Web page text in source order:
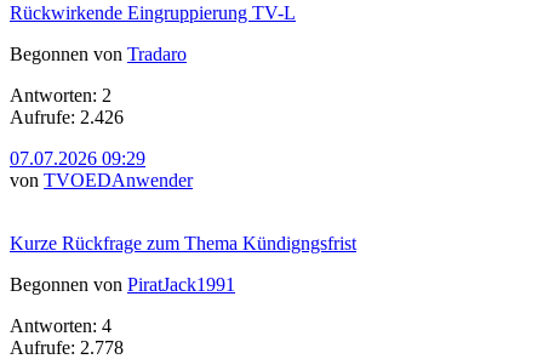
Rückwirkende Eingruppierung TV-L
Begonnen von Tradaro
Antworten: 2
Aufrufe: 2.426
07.07.2026 09:29
von TVOEDAnwender
Kurze Rückfrage zum Thema Kündigngsfrist
Begonnen von PiratJack1991
Antworten: 4
Aufrufe: 2.778